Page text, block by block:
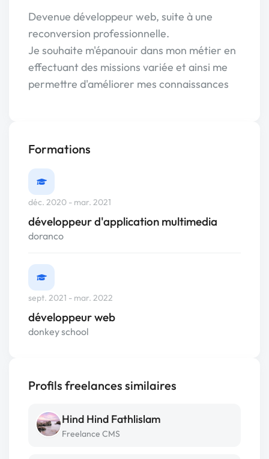
Devenue développeur web, suite à une
reconversion professionnelle.
Je souhaite m'épanouir dans mon métier en
effectuant des missions variée et ainsi me
permettre d'améliorer mes connaissances
Formations
déc. 2020 - mar. 2021
développeur d'application multimedia
doranco
sept. 2021 - mar. 2022
développeur web
donkey school
Profils freelances similaires
Hind Hind Fathlislam
Freelance CMS